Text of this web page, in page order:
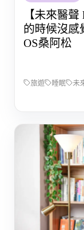
【未來醫
的時候沒感
OS桑阿松
旅遊 睡眠 未